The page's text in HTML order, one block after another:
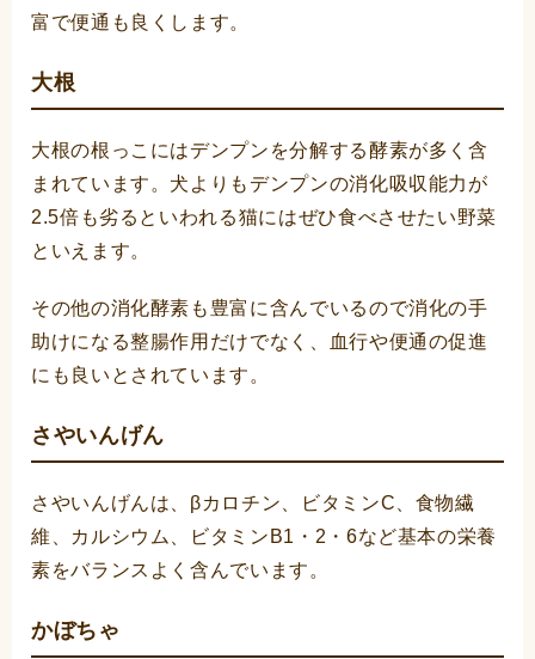
富で便通も良くします。
大根
大根の根っこにはデンプンを分解する酵素が多く含
まれています。犬よりもデンプンの消化吸収能力が
2.5倍も劣るといわれる猫にはぜひ食べさせたい野菜
といえます。
その他の消化酵素も豊富に含んでいるので消化の手
助けになる整腸作用だけでなく、血行や便通の促進
にも良いとされています。
さやいんげん
さやいんげんは、βカロチン、ビタミンC、食物繊
維、カルシウム、ビタミンB1・2・6など基本の栄養
素をバランスよく含んでいます。
かぼちゃ